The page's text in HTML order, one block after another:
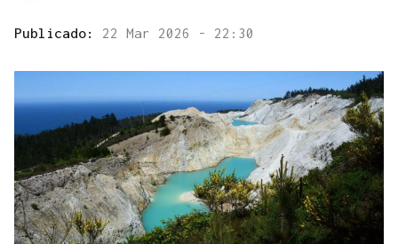
Publicado: 22 Mar 2026 - 22:30